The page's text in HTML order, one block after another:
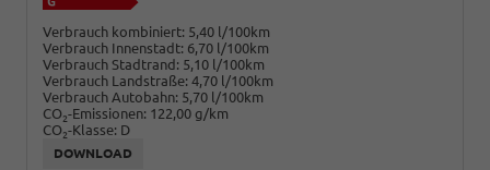
Verbrauch kombiniert: 5,40 l/100km
Verbrauch Innenstadt: 6,70 l/100km
Verbrauch Stadtrand: 5,10 l/100km
Verbrauch Landstraße: 4,70 l/100km
Verbrauch Autobahn: 5,70 l/100km
CO2-Emissionen: 122,00 g/km
CO2-Klasse: D
DOWNLOAD